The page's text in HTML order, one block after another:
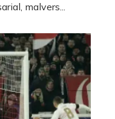
malvers...